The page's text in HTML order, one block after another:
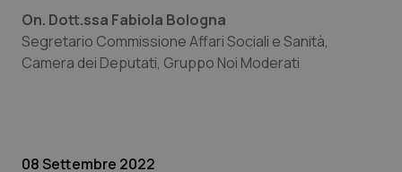
Sicilia
Neuroscienze & patologie neurodegenerative
On. Dott.ssa Fabiola Bologna
Segretario Commissione Affari Sociali e Sanità,
Camera dei Deputati, Gruppo Noi Moderati
08 Settembre 2022